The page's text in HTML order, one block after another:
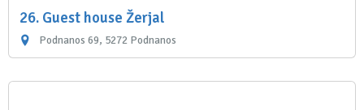
26. Guest house Žerjal
Podnanos 69, 5272 Podnanos